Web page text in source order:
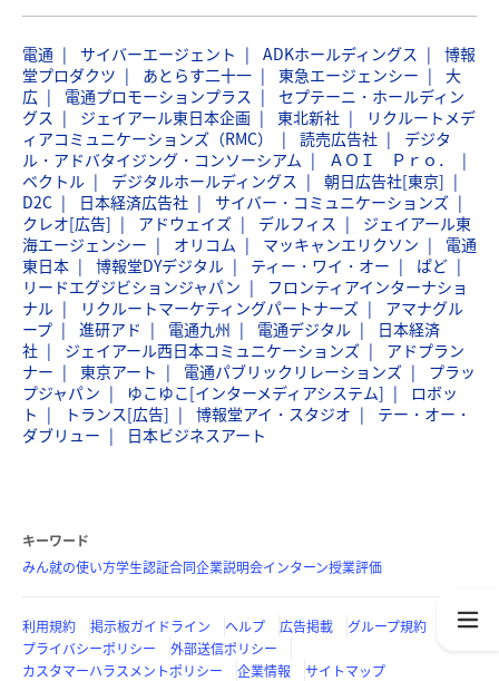
電通 サイバーエージェント ADKホールディングス
博報
堂プロダクツ
あとらす二十一 東急エージェンシー
大
広
電通プロモーションプラス
セプテーニ・ホールディン
グス
ジェイアール東日本企画 東北新社
リクルートメデ
ィアコミュニケーションズ（RMC）
読売広告社
デジタ
ル・アドバタイジング・コンソーシアム
ＡＯＩ Ｐｒｏ．
ベクトル
デジタルホールディングス
朝日広告社[東京]
D2C
日本経済広告社
サイバー・コミュニケーションズ
クレオ[広告]
アドウェイズ デルフィス
ジェイアール東
海エージェンシー
オリコム マッキャンエリクソン
電通
東日本
博報堂DYデジタル ティー・ワイ・オー
ぱど
リードエグジビションジャパン
フロンティアインターナショ
ナル
リクルートマーケティングパートナーズ
アマナグル
ープ
進研アド 電通九州 電通デジタル
日本経済
社
ジェイアール西日本コミュニケーションズ
アドプラン
ナー
東京アート 電通パブリックリレーションズ
プラッ
プジャパン
ゆこゆこ[インターメディアシステム]
ロボッ
ト
トランス[広告] 博報堂アイ・スタジオ
テー・オー・
ダブリュー
日本ビジネスアート
キーワード
みん就の使い方学生認証合同企業説明会インターン授業評価
利用規約 掲示板ガイドライン ヘルプ 広告掲載
グループ規約
プライバシーポリシー
外部送信ポリシー
カスタマーハラスメントポリシー
企業情報 サイトマップ